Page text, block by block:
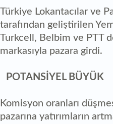
Türkiye Lokantacılar ve
tarafından geliştirilen
Turkcell, Belbim ve PTT
markasıyla pazara girdi.
POTANSİYEL BÜYÜK
Komisyon oranları
pazarına yatırımların